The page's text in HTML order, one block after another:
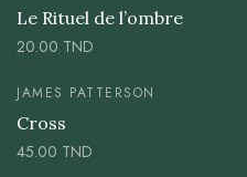
Le Rituel de l’ombre
20.00 TND
JAMES PATTERSON
Cross
45.00 TND